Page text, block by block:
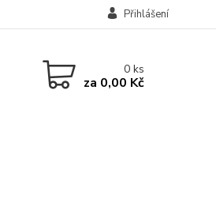
Přihlášení
0ks
za 0,00 Kč